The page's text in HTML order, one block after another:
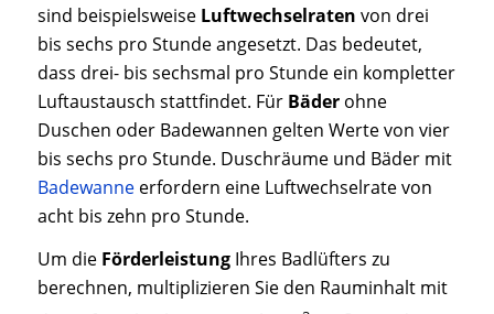
sind beispielsweise Luftwechselraten von drei
bis sechs pro Stunde angesetzt. Das bedeutet,
dass drei- bis sechsmal pro Stunde ein kompletter
Luftaustausch stattfindet. Für Bäderohne
Duschen oder Badewannen gelten Werte von vier
bis sechs pro Stunde. Duschräume und Bäder mit
Badewanneerfordern eine Luftwechselrate von
acht bis zehn pro Stunde.
Um die FörderleistungIhres Badlüfters zu
berechnen, multiplizieren Sie den Rauminhalt mit